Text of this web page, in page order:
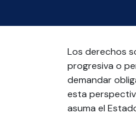
Los derechos
progresiva o
demandar
esta
asuma el